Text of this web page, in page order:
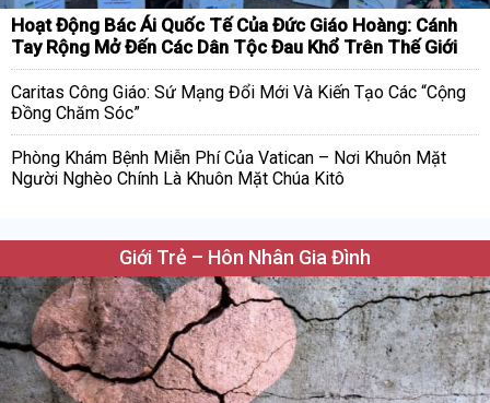
Hoạt Động Bác Ái Quốc Tế Của Đức Giáo Hoàng: Cánh
Tay Rộng Mở Đến Các Dân Tộc Đau Khổ Trên Thế Giới
Caritas Công Giáo: Sứ Mạng Đổi Mới Và Kiến Tạo Các “Cộng
Đồng Chăm Sóc”
Phòng Khám Bệnh Miễn Phí Của Vatican – Nơi Khuôn Mặt
Người Nghèo Chính Là Khuôn Mặt Chúa Kitô
Giới Trẻ – Hôn Nhân Gia Đình